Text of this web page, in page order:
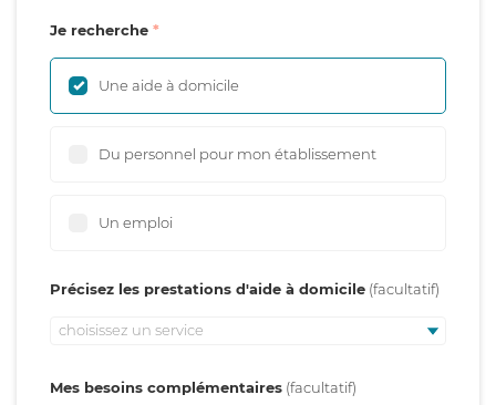
Je recherche
Une aide à domicile
Du personnel pour mon établissement
Un emploi
Précisez les prestations d'aide à domicile
choisissez un service
Mes besoins complémentaires